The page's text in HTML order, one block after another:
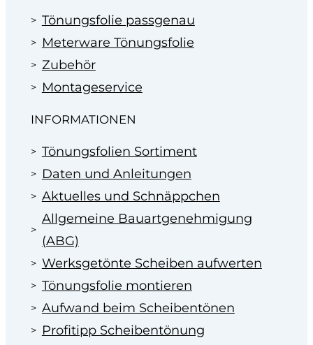
Tönungsfolie passgenau
Meterware Tönungsfolie
Zubehör
Montageservice
INFORMATIONEN
Tönungsfolien Sortiment
Daten und Anleitungen
Aktuelles und Schnäppchen
Allgemeine Bauartgenehmigung
(ABG)
Werksgetönte Scheiben aufwerten
Tönungsfolie montieren
Aufwand beim Scheibentönen
Profitipp Scheibentönung